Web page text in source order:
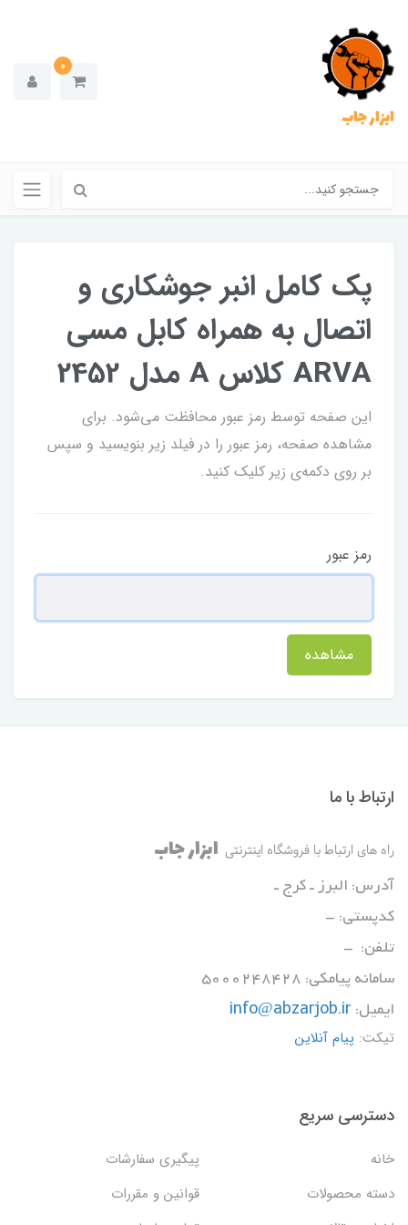
ابزار جاب
0
پک کامل انبر جوشکاری و
اتصال به همراه کابل مسی
ARVA کلاس A مدل 2452
این صفحه توسط رمز عبور محافظت می‌شود. برای
مشاهده صفحه، رمز عبور را در فیلد زیر بنویسید و سپس
بر روی دکمه‌ی زیر کلیک کنید.
رمز عبور
مشاهده
ارتباط با ما
راه های ارتباط با فروشگاه اینترنتی ابزار جاب
آدرس: البرز ـ کرج ـ
کدپستی: -
تلفن: -
سامانه پیامکی: 5000248428
ایمیل: info@abzarjob.ir
تیکت: پیام آنلاین
دسترسی سریع
خانه
پیگیری سفارشات
دسته محصولات
قوانین و مقررات